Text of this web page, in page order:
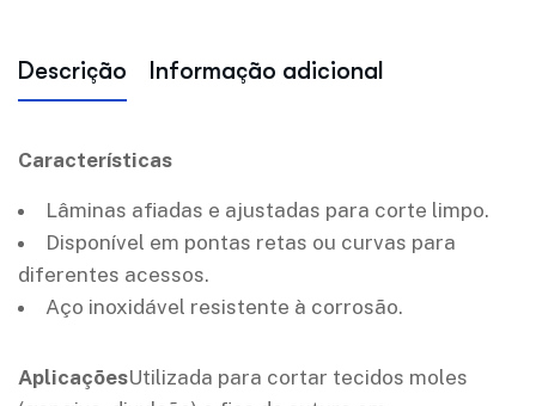
Descrição Informação adicional
Características
Lâminas afiadas e ajustadas para corte limpo.
Disponível em pontas retas ou curvas para
diferentes acessos.
Aço inoxidável resistente à corrosão.
AplicaçõesUtilizada para cortar tecidos moles